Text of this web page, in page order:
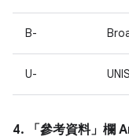
B-
U-
4. 「參考資料」 欄